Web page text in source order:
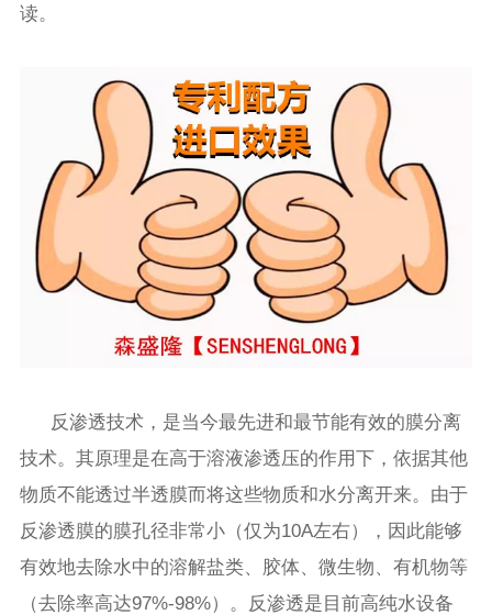
读。
反渗透技术，是当今最先进和最节能有效的膜分离
技术。其原理是在高于溶液渗透压的作用下，依据其他
物质不能透过半透膜而将这些物质和水分离开来。由于
反渗透膜的膜孔径非常小（仅为10A左右），因此能够
有效地去除水中的溶解盐类、胶体、微生物、有机物等
（去除率高达97%-98%）。反渗透是目前高纯水设备